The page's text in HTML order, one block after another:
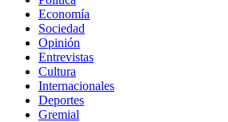
Economía
Sociedad
Opinión
Entrevistas
Cultura
Internacionales
Deportes
Gremial